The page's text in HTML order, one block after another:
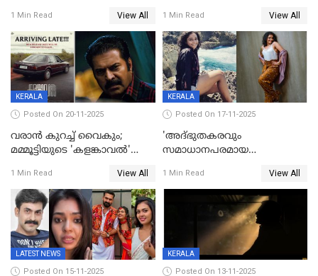
1 Min Read View All 1 Min Read View All
KERALA
Posted On 20-11-2025
വരാൻ കുറച്ച് വൈകും;
മമ്മൂട്ടിയുടെ 'കളങ്കാവൽ'
1 Min Read View All
KERALA
Posted On 17-11-2025
'അദ്‌ഭുതകരവും
സമാധാനപരമായ
വിവാഹമോചിതയായെന്ന് മീര
വാസുദേവൻ
1 Min Read View All
LATEST NEWS
Posted On 15-11-2025
KERALA
Posted On 13-11-2025